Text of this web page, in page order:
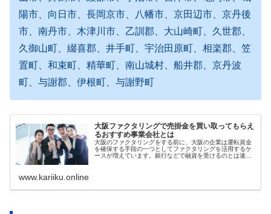
陽市、向日市、長岡京市、八幡市、京田辺市、京丹後
市、南丹市、木津川市、乙訓郡、大山崎町、久世郡、
久御山町、綴喜郡、井手町、宇治田原町、相楽郡、笠
置町、和束町、精華町、南山城村、船井郡、京丹波
町、与謝郡、伊根町、与謝野町
大阪ファクタリングで売掛金を買い取ってもらえ
るおすすめ事業会社とは
大阪のファクタリングをする前に、大阪の企業は運転資金
を確保する手段の一つとしてファクタリングを活用するケ
ースが増えています。銀行などで融資を受けるのとは違っ
www.kariiku.online